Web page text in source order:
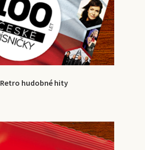
Retro hudobné hity